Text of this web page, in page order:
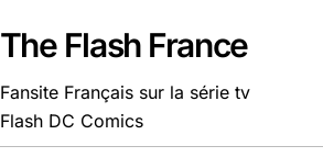
The Flash France
Fansite Français sur la série tv
Flash DC Comics